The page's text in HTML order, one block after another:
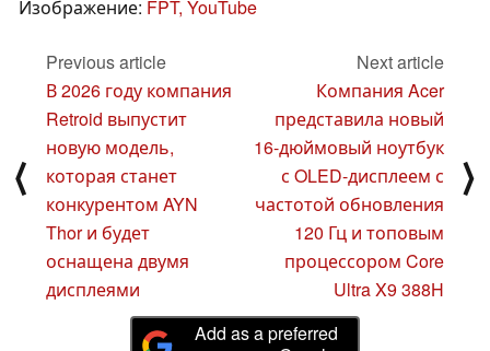
Изображение: FPT, YouTube
⟨
Previous article
В 2026 году компания
Retroid выпустит
новую модель,
которая станет
конкурентом AYN
Thor и будет
оснащена двумя
дисплеями
Next article
Компания Acer
представила новый
16-дюймовый ноутбук
с OLED-дисплеем с
частотой обновления
120 Гц и топовым
процессором Core
Ultra X9 388H
⟩
Add as a preferred